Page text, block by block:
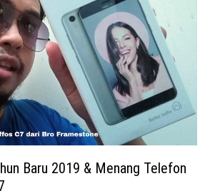
Baru 2019 & Menang Telefon